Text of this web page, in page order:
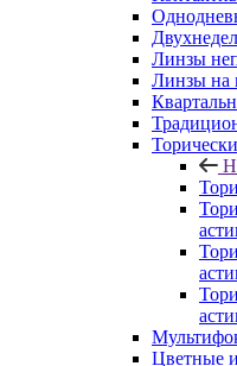
Линзы
Линзы на
Цветные